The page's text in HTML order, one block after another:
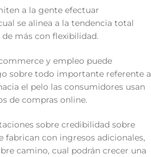
a la gente efectuar
se alinea a la tendencia total
más con flexibilidad.
y empleo puede
sobre todo importante referente a
el pelo las consumidores usan
de compras online.
sobre credibilidad sobre
fabrican con ingresos adicionales,
camino, cual podrán crecer una